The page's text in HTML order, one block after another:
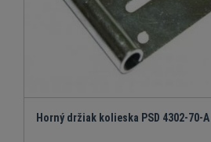
Horný držiak kolieska PSD 4302-70-A